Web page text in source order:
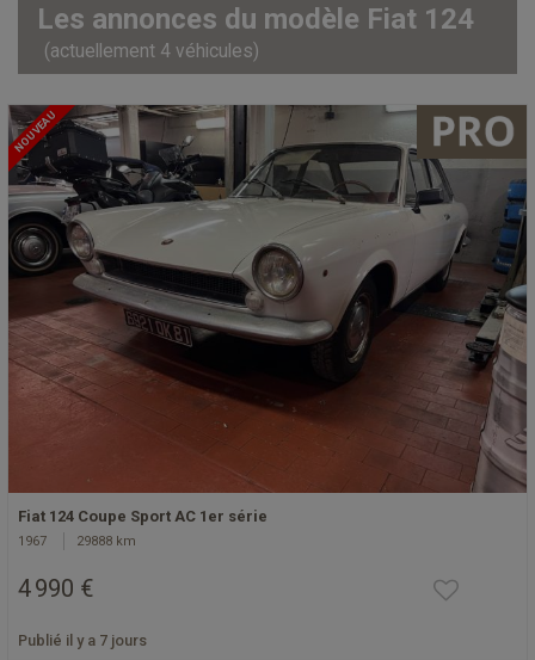
Les annonces du modèle Fiat 124
(actuellement 4 véhicules)
NOUVEAU
Fiat 124 Coupe Sport AC 1er série
1967 29888 km
4 990 €
Publié il y a 7 jours